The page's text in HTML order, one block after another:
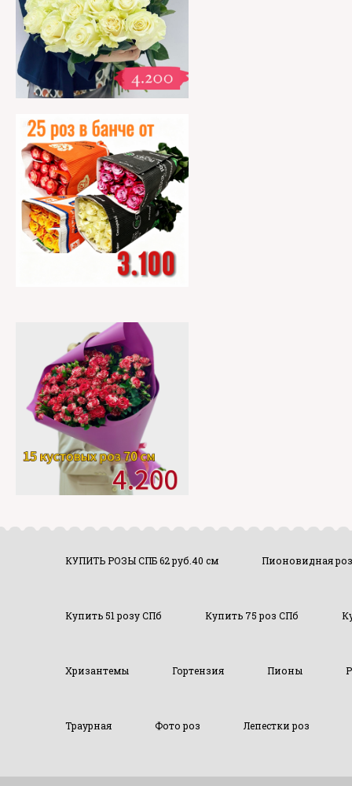
КУПИТЬ РОЗЫ СПБ 62 руб.40 см Пионовидная
Купить 51 розу СПб Купить 75 роз СПб
Хризантемы Гортензия Пионы
Траурная Фото роз Лепестки роз